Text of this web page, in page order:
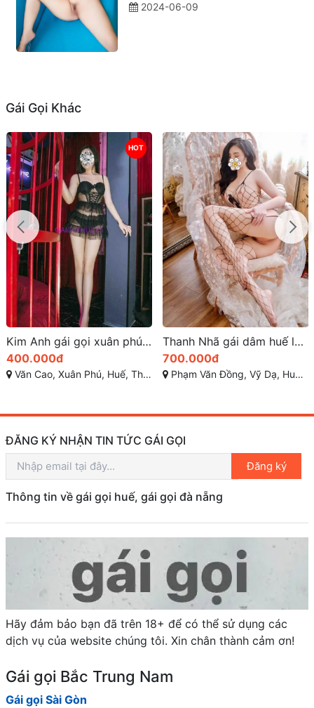
2024-06-09
Gái Gọi Khác
HOT
Kim Anh gái gọi xuân phú huế Sexy dâm chuẩn
400.000đ
Văn Cao, Xuân Phú, Huế, Thừa Thiên Huế
Thanh Nhã gái dâm huế làm tình hoang dại
700.000đ
Phạm Văn Đồng, Vỹ Dạ, Huế, Thừa Thiên Huế
ĐĂNG KÝ NHẬN TIN TỨC GÁI GỌI
Đăng ký
Thông tin về gái gọi huế, gái gọi đà nẵng
Hãy đảm bảo bạn đã trên 18+ để có thể sử dụng các
dịch vụ của website chúng tôi. Xin chân thành cảm ơn!
Gái gọi Bắc Trung Nam
Gái gọi Sài Gòn